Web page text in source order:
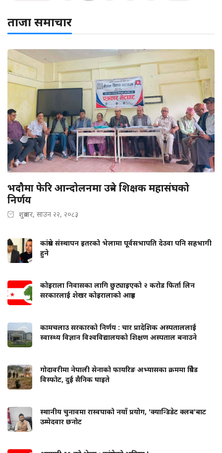
ताजा समाचार
भदौमा फेरि आन्दोलनमा उत्रने शिक्षक महासंघको
निर्णय
शुक्रबार, साउन २२, २०८३
कांग्रेस संस्थापन इतरको भेलामा पूर्वसभापति देउवा पनि सहभागी
हुने
कोइराला निवासका लागि छुट्याइएको २ करोड फिर्ता लिन
सरकारलाई शेखर कोइरालाको आग्रह
कामचलाउ सरकारको निर्णय : चार प्रादेशिक अस्पताललाई
स्वास्थ्य विज्ञान विश्वविद्यालयको शिक्षण अस्पताल बनाउने
गोदावरीमा नेपाली सेनाको फायरिङ अभ्यासका क्रममा ग्रिनेड
विस्फोट, दुई सैनिक घाइते
स्थानीय चुनावमा रास्वपाको नयाँ प्रयोग, 'क्यान्डिडेट क्लब'बाट
उम्मेदवार छनोट